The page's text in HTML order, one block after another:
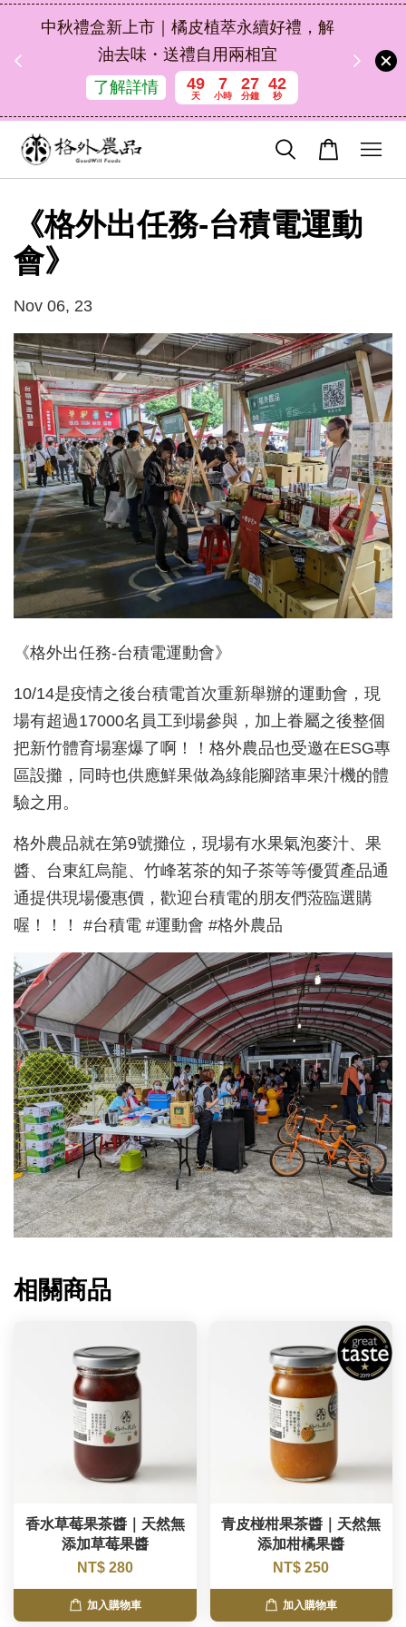
中秋禮盒新上市｜橘皮植萃永續好禮，解
油去味・送禮自用兩相宜
了解詳情
49
天
7
小時
27
分鐘
41
秒
《格外出任務-台積電運動
會》
Nov 06, 23
《格外出任務-台積電運動會》
10/14是疫情之後台積電首次重新舉辦的運動會，現
場有超過17000名員工到場參與，加上眷屬之後整個
把新竹體育場塞爆了啊！！格外農品也受邀在ESG專
區設攤，同時也供應鮮果做為綠能腳踏車果汁機的體
驗之用。
格外農品就在第9號攤位，現場有水果氣泡麥汁、果
醬、台東紅烏龍、竹峰茗茶的知子茶等等優質產品通
通提供現場優惠價，歡迎台積電的朋友們蒞臨選購
喔！！！ #台積電 #運動會 #格外農品
相關商品
香水草莓果茶醬｜天然無
添加草莓果醬
NT$ 280
加入購物車
青皮椪柑果茶醬｜天然無
添加柑橘果醬
NT$ 250
加入購物車